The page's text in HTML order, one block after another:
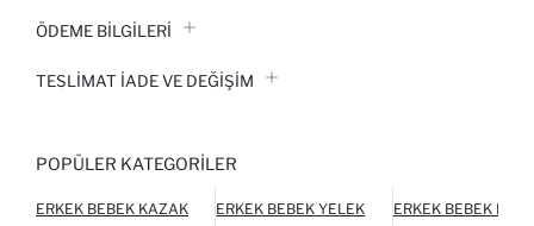
ÖDEME BİLGİLERİ
TESLIMAT İADE VE DEĞIŞIM
POPÜLER KATEGORILER
ERKEK BEBEK KAZAK ERKEK BEBEK YELEK ERKEK BEBEK